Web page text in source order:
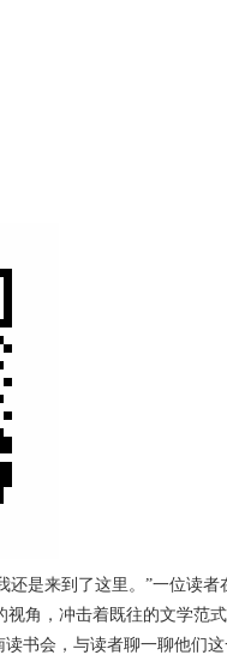
是来到了这里。”一位读者
角，冲击着既往的文学范
书会，与读者聊一聊他们